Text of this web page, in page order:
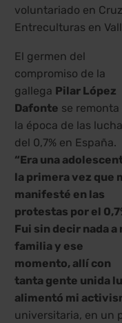
voluntariado en
Entreculturas en
El germen del
compromiso de la
gallega Pilar López
Dafonte se remonta
la época de las
del 0,7% en España.
“Era una
la primera vez que
manifesté en las
protestas por el
Fui sin decir nada a
familia y ese
momento, allí con
tanta gente unida
alimentó mi
universitaria, en un